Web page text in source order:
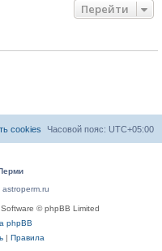
Перейти
Часовой пояс: UTC+05:00
cookies
© phpBB Limited
phpBB
| Правила